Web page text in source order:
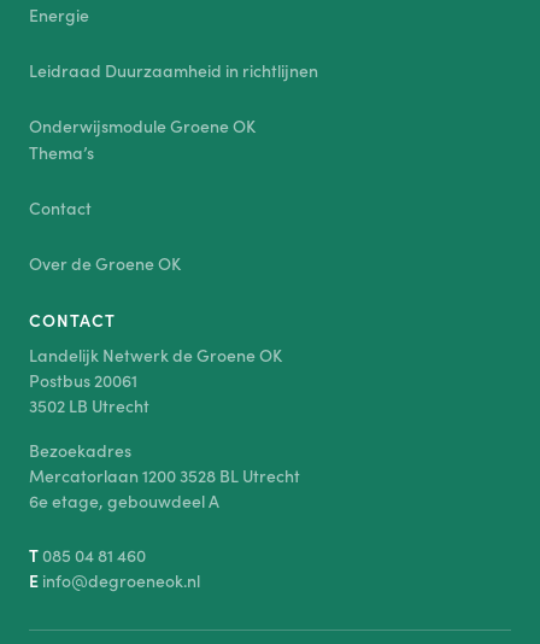
Energie
Leidraad Duurzaamheid in richtlijnen
Onderwijsmodule Groene OK
Thema’s
Contact
Over de Groene OK
CONTACT
Landelijk Netwerk de Groene OK
Postbus 20061
3502 LB Utrecht
Bezoekadres
Mercatorlaan 1200 3528 BL Utrecht
6e etage, gebouwdeel A
T085 04 81 460
E info@degroeneok.nl